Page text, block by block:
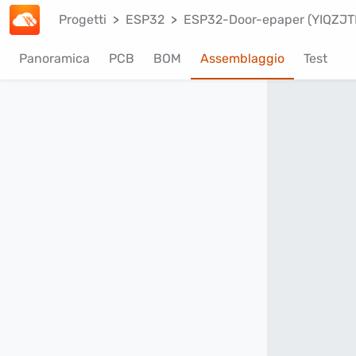
Progetti ESP32 ESP32-Door-epaper
Panoramica PCB BOM Assemblaggio Test